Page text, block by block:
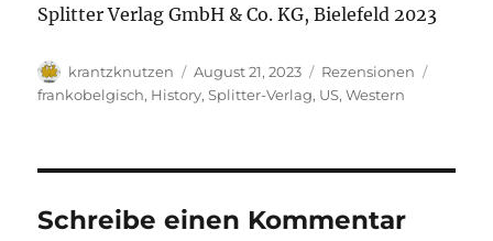
Splitter Verlag GmbH & Co. KG, Bielefeld 2023
Autor
krantzknutzen
Veröffentlicht
am
August 21, 2023 Kategorien
Rezensionen
frankobelgisch, History,Splitter-Verlag, US,Western
Schreibe einen Kommentar